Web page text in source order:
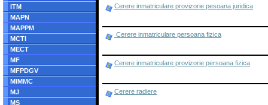
ITM
MAPN
MAPPM
MCTI
MECT
MF
MFPDGV
MIMMC
MJ
MS
Cerere inmatriculare provizorie pesoana juridica
Cerere inmatriculare persoana fizica
Cerere inmatriculare provizorie persoana fizica
Cerere radiere